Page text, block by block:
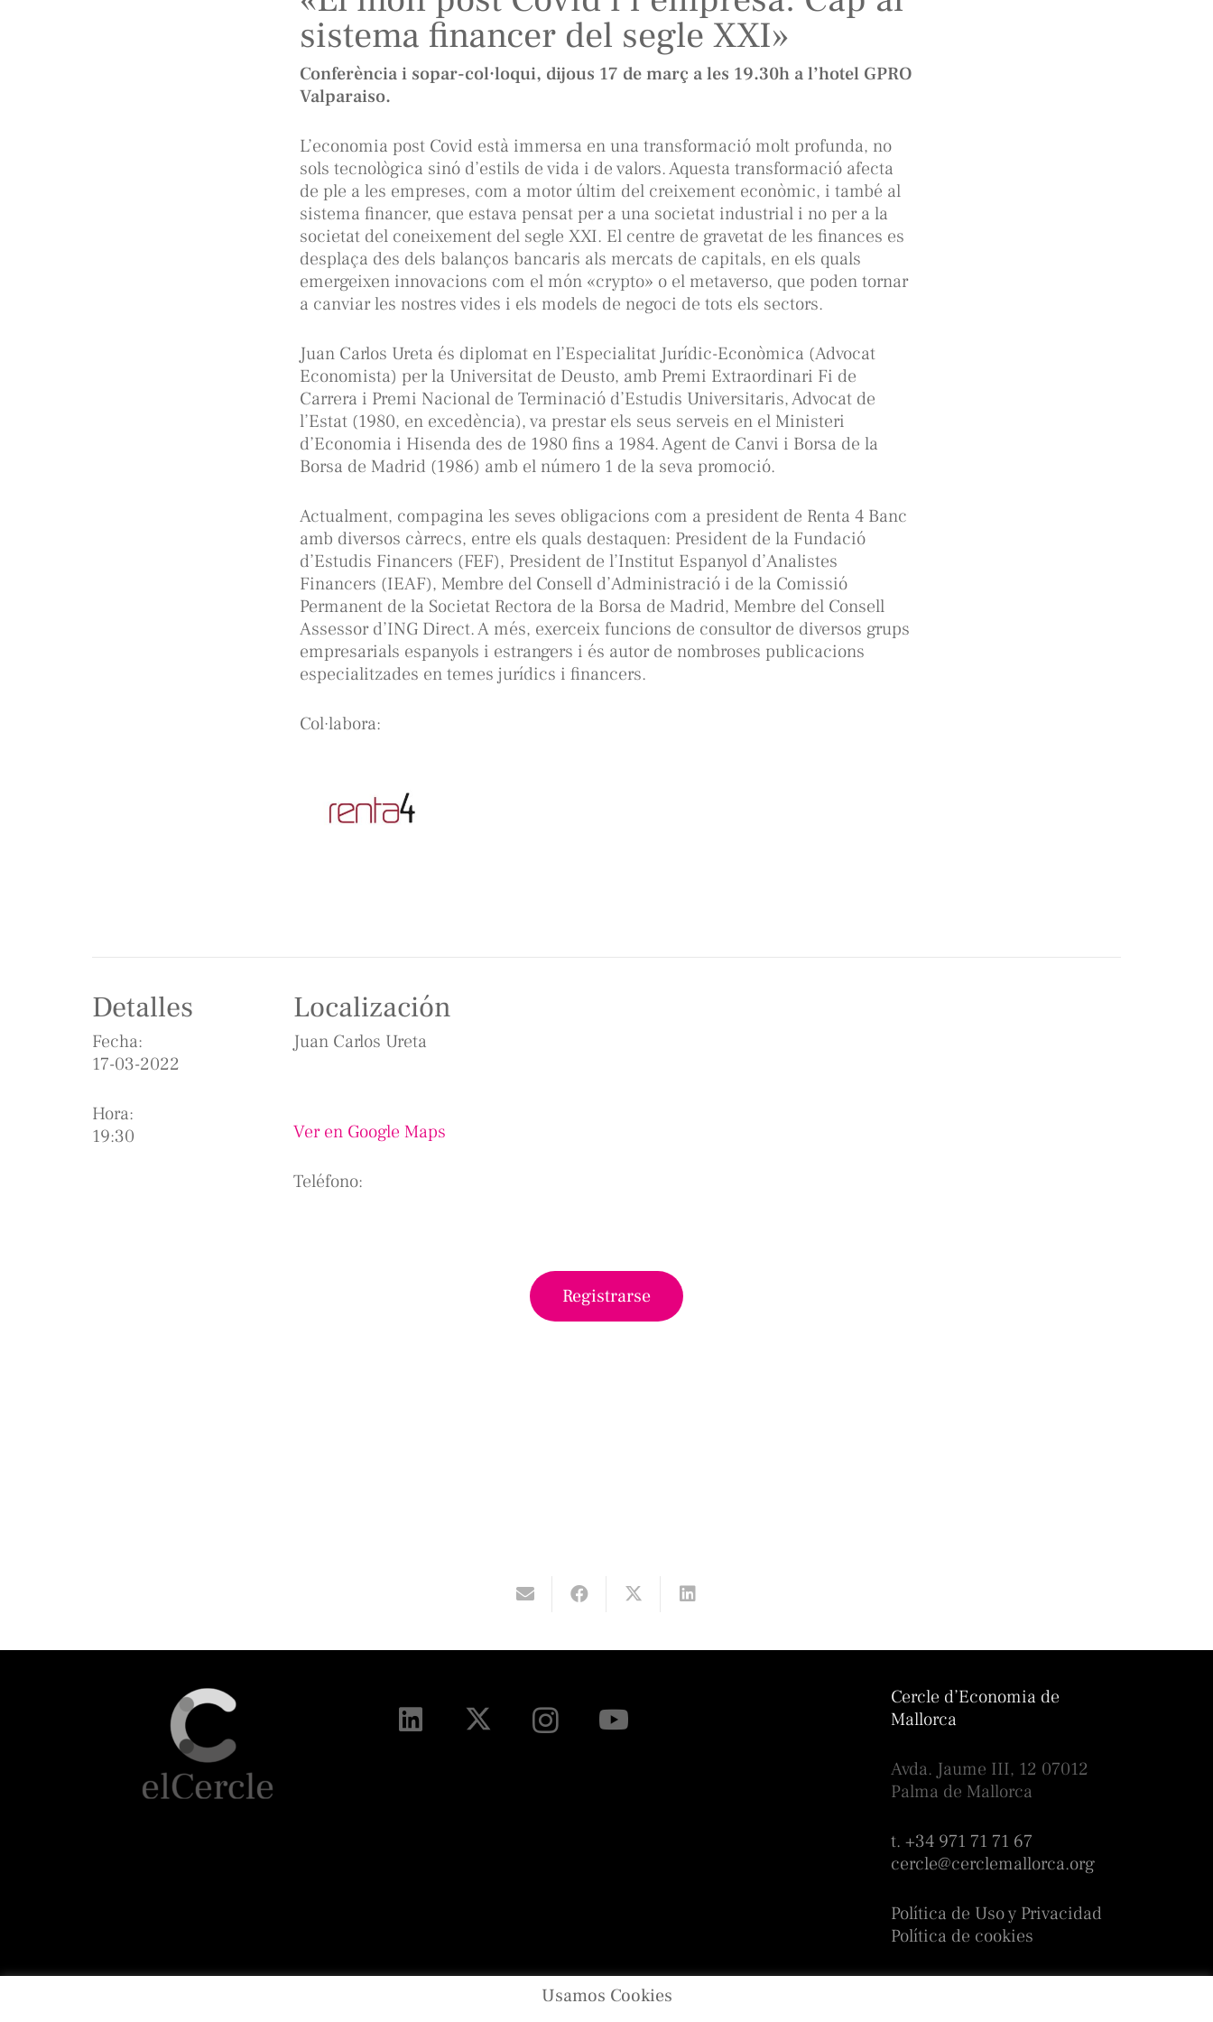
sistema financer del segle XXI»
Conferència i sopar-col·loqui, dijous 17 de març a les 19.30h a l’hotel GPRO
Valparaiso.
L’economia post Covid està immersa en una transformació molt profunda, no
sols tecnològica sinó d’estils de vida i de valors. Aquesta transformació afecta
de ple a les empreses, com a motor últim del creixement econòmic, i també al
sistema financer, que estava pensat per a una societat industrial i no per a la
societat del coneixement del segle XXI. El centre de gravetat de les finances es
desplaça des dels balanços bancaris als mercats de capitals, en els quals
emergeixen innovacions com el món «crypto» o el metaverso, que poden tornar
a canviar les nostres vides i els models de negoci de tots els sectors.
Juan Carlos Ureta és diplomat en l’Especialitat Jurídic-Econòmica (Advocat
Economista) per la Universitat de Deusto, amb Premi Extraordinari Fi de
Carrera i Premi Nacional de Terminació d’Estudis Universitaris, Advocat de
l’Estat (1980, en excedència), va prestar els seus serveis en el Ministeri
d’Economia i Hisenda des de 1980 fins a 1984. Agent de Canvi i Borsa de la
Borsa de Madrid (1986) amb el número 1 de la seva promoció.
Actualment, compagina les seves obligacions com a president de Renta 4 Banc
amb diversos càrrecs, entre els quals destaquen: President de la Fundació
d’Estudis Financers (FEF), President de l’Institut Espanyol d’Analistes
Financers (IEAF), Membre del Consell d’Administració i de la Comissió
Permanent de la Societat Rectora de la Borsa de Madrid, Membre del Consell
Assessor d’ING Direct. A més, exerceix funcions de consultor de diversos grups
empresarials espanyols i estrangers i és autor de nombroses publicacions
especialitzades en temes jurídics i financers.
Col·labora:
Detalles
Fecha:
17-03-2022
Hora:
19:30
Localización
Juan Carlos Ureta
Ver en Google Maps
Teléfono:
Registrarse
Cercle d’Economia de
Mallorca
Avda. Jaume III, 12 07012
Palma de Mallorca
t. +34 971 71 71 67
cercle@cerclemallorca.org
Política de Uso y Privacidad
Política de cookies
Usamos Cookies